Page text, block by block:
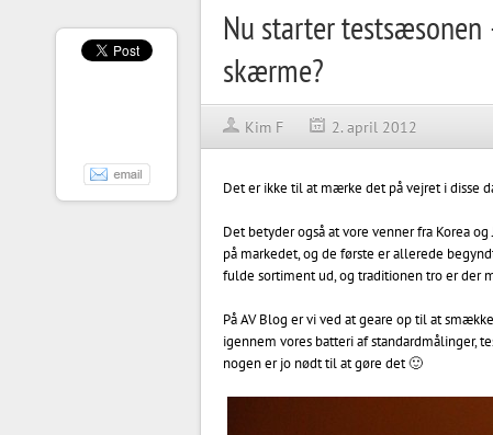
Nu starter
skærme?
Kim F 2. april 2012
Det er ikke til at mærke det på vejret i disse
Det betyder også at vore venner fra Korea
på markedet, og de første er allerede
fulde sortiment ud, og traditionen tro er der
På AV Blog er vi ved at geare op til at
igennem vores batteri af standardmålinger,
nogen er jo nødt til at gøre det 🙂